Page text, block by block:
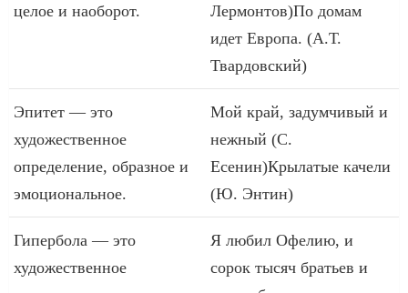
целое и наоборот.
Лермонтов)По домам
идет Европа. (А.Т.
Твардовский)
Эпитет — это
художественное
определение, образное и
эмоциональное.
Мой край, задумчивый и
нежный (С.
Есенин)Крылатые качели
(Ю. Энтин)
Гипербола — это
художественное
Я любил Офелию, и
сорок тысяч братьев и